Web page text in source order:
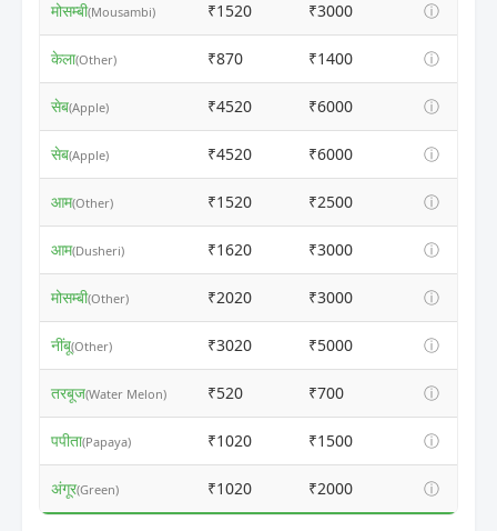
मोसम्बी(Mousambi) ₹1520 ₹3000 ⓘ
केला(Other) ₹870 ₹1400 ⓘ
सेब(Apple) ₹4520 ₹6000 ⓘ
सेब(Apple) ₹4520 ₹6000 ⓘ
आम(Other) ₹1520 ₹2500 ⓘ
आम(Dusheri) ₹1620 ₹3000 ⓘ
मोसम्बी(Other) ₹2020 ₹3000 ⓘ
नींबू(Other) ₹3020 ₹5000 ⓘ
तरबूज(Water Melon) ₹520 ₹700 ⓘ
पपीता(Papaya) ₹1020 ₹1500 ⓘ
अंगूर(Green) ₹1020 ₹2000 ⓘ